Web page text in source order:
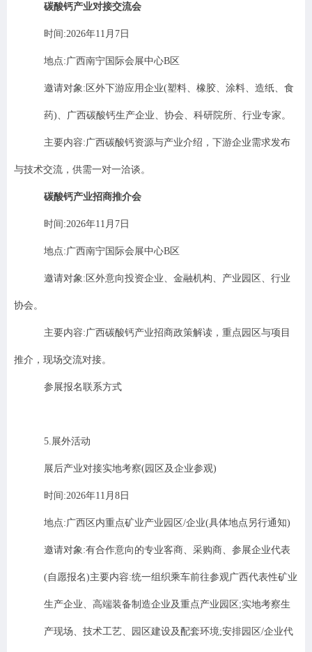
碳酸钙产业对接交流会
时间 :2026年11 月 7 日
地点: 广西南宁国际会展中心B 区
邀请对象 : 区外下游应用企业(塑料、橡胶、涂料、造纸、食
药) 、广西碳酸钙生产企业、协会、科研院所、行业专家。
主要内容: 广西碳酸钙资源与产业介绍，下游企业需求发布
与技术交流，供需一对一洽谈。
碳酸钙产业招商推介会
时间 :2026年11 月 7 日
地点: 广西南宁国际会展中心B 区
邀请对象 : 区外意向投资企业、金融机构、产业园区、行业
协会。
主要内容: 广西碳酸钙产业招商政策解读，重点园区与项目
推介，现场交流对接。
参展报名联系方式
5. 展外活动
展后产业对接实地考察(园区及企业参观)
时间 :2026年11 月 8 日
地点: 广西区内重点矿业产业园区/企业(具体地点另行通知)
邀请对象 :有合作意向的专业客商、采购商、参展企业代表
(自愿报名)主要内容:统一组织乘车前往参观广西代表性矿业
生产企业、高端装备制造企业及重点产业园区 ;实地考察生
产现场、技术工艺、园区建设及配套环境;安排园区/企业代